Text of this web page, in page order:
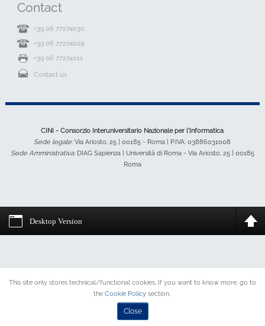
Contact
+39 06 77274030
+39 06 77274029
+39 06 77274011
Contact us
CINI - Consorzio Interuniversitario Nazionale per l'Informatica
Sede legale:Via Ariosto, 25 | 00185 - Roma | P.IVA: 03886031008
Sede Amministrativa:DIAG Sapienza | Università di Roma - Via Ariosto, 25 | 00185
Roma
Desktop Version
This site only stores technical/functional cookies. If you want to know more, go to
the Cookie Policysection.
Close